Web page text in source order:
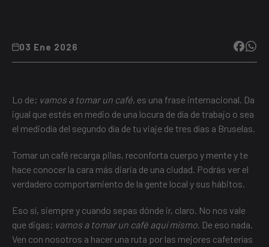
03 Ene 2026
Lo de; vamos a tomar un café, es una frase internacional. Da
igual que estés en medio de una locura de día de trabajo o sea
el mediodía del segundo día de tu viaje de tres días a Bruselas.
Tomar un café recarga pilas, reconforta cuerpo y mente y te
hace conocer la cara más diaria de una ciudad. Podrás ver el
verdadero comportamiento de la gente local y sus hábitos.
Eso sí, siempre y cuando sepas dónde ir, claro. No nos vale
que digas; vamos a tomar un café aquí mismo. De eso nada.
Ven con nosotros a hacer una ruta por las mejores cafeterías